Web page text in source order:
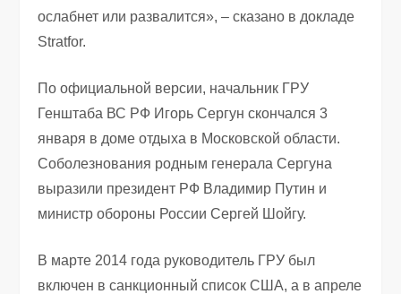
ослабнет или развалится», – сказано в докладе
Stratfor.
По официальной версии, начальник ГРУ
Генштаба ВС РФ Игорь Сергун скончался 3
января в доме отдыха в Московской области.
Соболезнования родным генерала Сергуна
выразили президент РФ Владимир Путин и
министр обороны России Сергей Шойгу.
В марте 2014 года руководитель ГРУ был
включен в санкционный список США, а в апреле